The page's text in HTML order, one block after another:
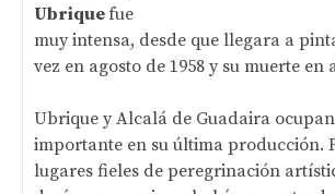
Ubriquefue
muy intensa, desde que llegara a
vez en agosto de 1958 y su muerte en
Ubrique y Alcalá de Guadaira
importante en su última producción.
lugares fieles de peregrinación